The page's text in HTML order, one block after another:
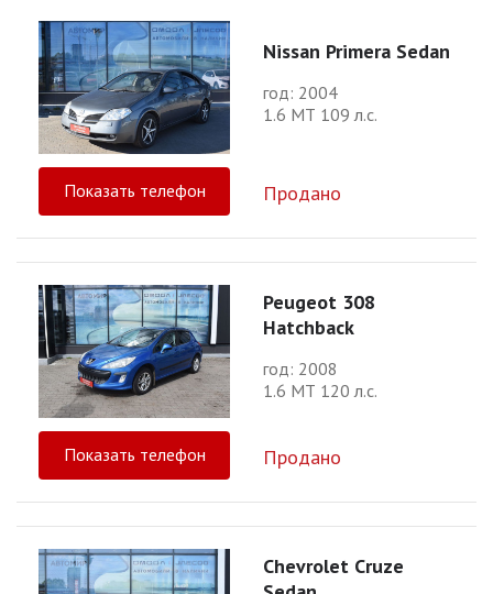
Nissan Primera Sedan
год: 2004
1.6 МТ 109 л.с.
Показать телефон Продано
Peugeot 308
Hatchback
год: 2008
1.6 МТ 120 л.с.
Показать телефон Продано
Chevrolet Cruze